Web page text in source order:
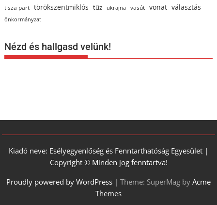
tisza part törökszentmiklós tűz ukrajna vasút vonat választás
önkormányzat
Nézd és hallgasd velünk!
Kiadó neve: Esélyegyenlőség és Fenntarthatóság Egyesület |
Copyright © Minden jog fenntartva!
Proudly powered by WordPress | Theme: SuperMag by Acme
Themes